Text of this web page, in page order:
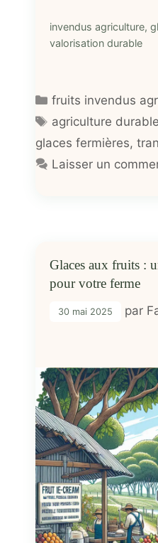
invendus agriculture,
valorisation durable
Catégories
fruits invendus
Étiquettes
agriculture durable
glaces fermières,
Laisser un
Glaces aux fruits :
pour votre ferme
30 mai 2025 par